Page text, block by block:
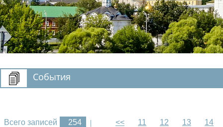
События
Всего записей 254 << 11 12 13 14